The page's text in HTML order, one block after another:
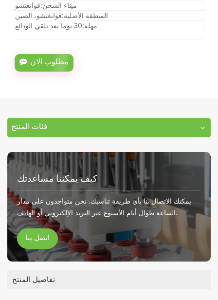
ميناء الشحن:قوانغتشو
المنطقة الأصلية:قوانغتشو، الصين
مهلة:30 يوما بعد تلقي الودائع
مطلوب الان
فئات المنتج
كيف يمكننا مساعدتك
يمكنك الاتصال بنا بأي طريقة تناسبك. نحن متواجدون على مدار
الساعة طوال أيام الأسبوع عبر البريد الإلكتروني أو الهاتف.
اتصل بنا
تفاصيل المنتج